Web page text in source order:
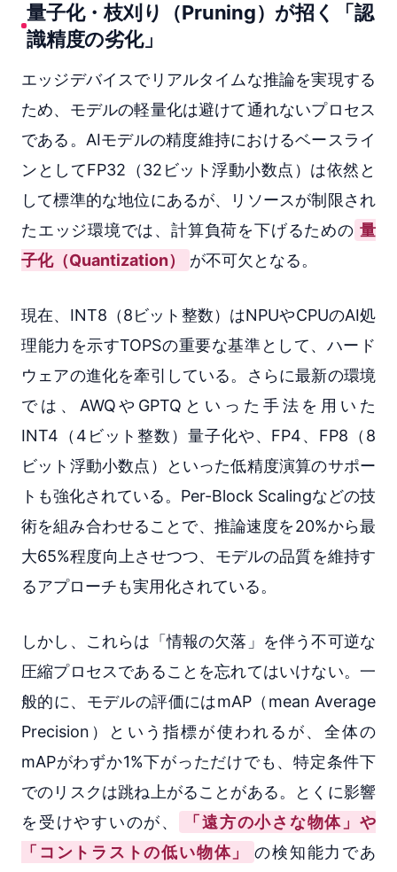
量子化・枝刈り（Pruning）が招く「認
識精度の劣化」
エッジデバイスでリアルタイムな推論を実現する
ため、モデルの軽量化は避けて通れないプロセス
である。AIモデルの精度維持におけるベースライ
ンとしてFP32（32ビット浮動小数点）は依然と
して標準的な地位にあるが、リソースが制限され
たエッジ環境では、計算負荷を下げるための 量
子化（Quantization）
が不可欠となる。
現在、INT8（8ビット整数）はNPUやCPUのAI処
理能力を示すTOPSの重要な基準として、ハード
ウェアの進化を牽引している。さらに最新の環境
では、AWQやGPTQといった手法を用いた
INT4（4ビット整数）量子化や、FP4、FP8（8
ビット浮動小数点）といった低精度演算のサポー
トも強化されている。Per-Block Scalingなどの技
術を組み合わせることで、推論速度を20%から最
大65%程度向上させつつ、モデルの品質を維持す
るアプローチも実用化されている。
しかし、これらは「情報の欠落」を伴う不可逆な
圧縮プロセスであることを忘れてはいけない。一
般的に、モデルの評価にはmAP（mean Average
Precision）という指標が使われるが、全体の
mAPがわずか1%下がっただけでも、特定条件下
でのリスクは跳ね上がることがある。とくに影響
を受けやすいのが、
「遠方の小さな物体」や
「コントラストの低い物体」
の検知能力であ